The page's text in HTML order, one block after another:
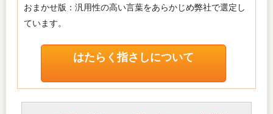
おまかせ版 ：汎用性の高い言葉をあらかじめ弊社で選定し
ています。
はたらく指さしについて